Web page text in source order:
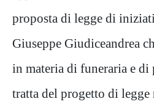
proposta di legge di
Giuseppe Giudiceandrea
in materia di funeraria e
tratta del progetto di legge